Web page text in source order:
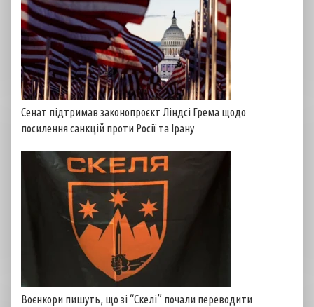
Сенат підтримав законопроєкт Ліндсі Грема щодо
посилення санкцій проти Росії та Ірану
Воєнкори пишуть, що зі “Скелі” почали переводити